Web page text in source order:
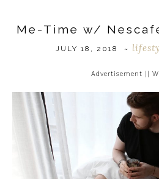
Me-Time w/
JULY 18, 2018 ~
Advertisement ||